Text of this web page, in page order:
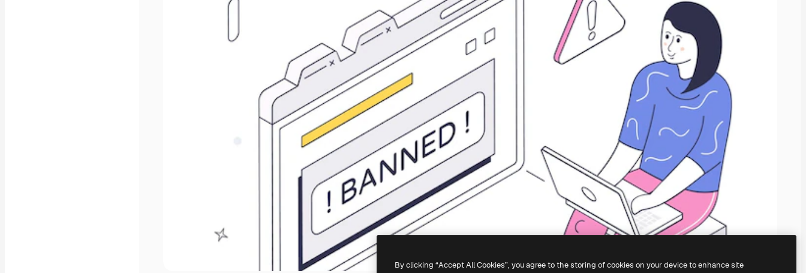
By clicking “Accept All Cookies”, you agree to the storing of cookies on your device to enhance site